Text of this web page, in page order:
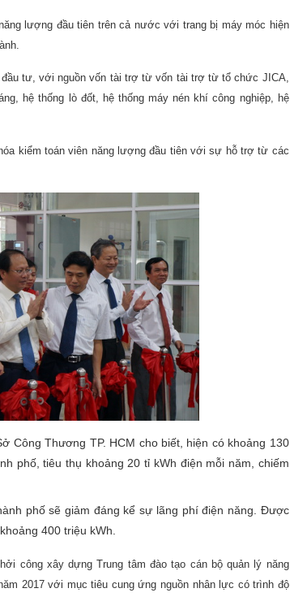
lượng đầu tiên trên cả nước với trang bị máy móc hiện
tư, với nguồn vốn tài trợ từ vốn tài trợ từ tổ chức JICA,
hệ thống lò đốt, hệ thống máy nén khí công nghiệp, hệ
kiểm toán viên năng lượng đầu tiên với sự hỗ trợ từ các
Công Thương TP. HCM cho biết, hiện có khoảng 130
phố, tiêu thụ khoảng 20 tỉ kWh điện mỗi năm, chiếm
phố sẽ giảm đáng kể sự lãng phí điện năng. Được
400 triệu kWh.
công xây dựng Trung tâm đào tạo cán bộ quản lý năng
2017 với mục tiêu cung ứng nguồn nhân lực có trình độ